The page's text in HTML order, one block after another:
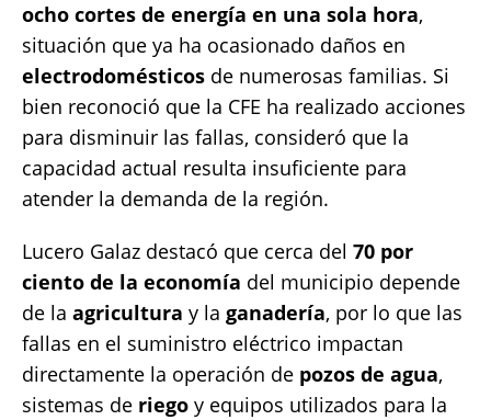
ocho cortes de energía en una sola hora,
situación que ya ha ocasionado daños en
electrodomésticos de numerosas familias. Si
bien reconoció que la CFE ha realizado acciones
para disminuir las fallas, consideró que la
capacidad actual resulta insuficiente para
atender la demanda de la región.
Lucero Galaz destacó que cerca del 70 por
ciento de la economía del municipio depende
de la agricultura y la ganadería, por lo que las
fallas en el suministro eléctrico impactan
directamente la operación de pozos de agua,
sistemas de riego y equipos utilizados para la